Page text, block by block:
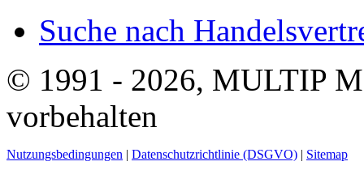
Suche nach
© 1991 - 2026, MULTIP
vorbehalten
Nutzungsbedingungen Datenschutzrichtlinie (DSGVO) Sitemap